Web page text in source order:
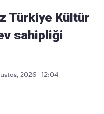
Türkiye Kültür
sahipliği
2026 - 12:04